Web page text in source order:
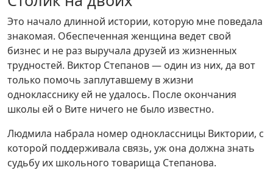
Это начало длинной истории, которую мне поведала
знакомая. Обеспеченная женщина ведет свой
бизнес и не раз выручала друзей из жизненных
трудностей. Виктор Степанов — один из них, да вот
только помочь заплутавшему в жизни
однокласснику ей не удалось. После окончания
школы ей о Вите ничего не было известно.
Людмила набрала номер одноклассницы Виктории, с
которой поддерживала связь, уж она должна знать
судьбу их школьного товарища Степанова.